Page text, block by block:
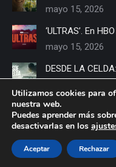
mayo 15, 2026
‘ULTRAS’. En
mayo 15, 2026
DESDE LA
LOS MEJORES
documental de
Utilizamos cookies para
nuestra web.
Puedes aprender más
desactivarlas en los
Aceptar Rechazar